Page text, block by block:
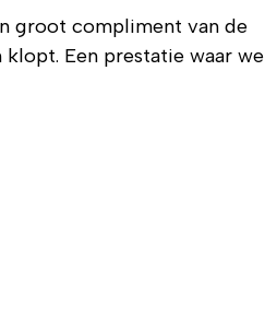
groot compliment van de
Een prestatie waar we